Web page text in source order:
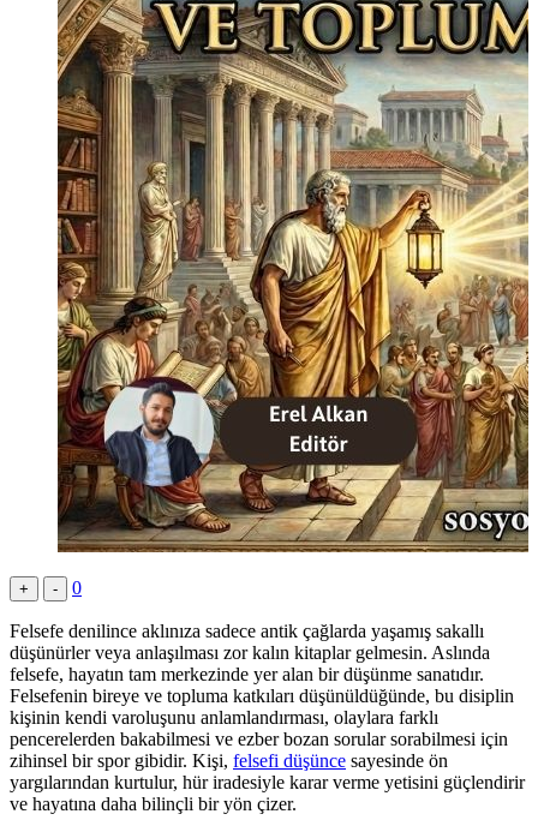
+ - 0
Felsefe denilince aklınıza sadece antik çağlarda yaşamış sakallı
düşünürler veya anlaşılması zor kalın kitaplar gelmesin. Aslında
felsefe, hayatın tam merkezinde yer alan bir düşünme sanatıdır.
Felsefenin bireye ve topluma katkıları düşünüldüğünde, bu disiplin
kişinin kendi varoluşunu anlamlandırması, olaylara farklı
pencerelerden bakabilmesi ve ezber bozan sorular sorabilmesi için
zihinsel bir spor gibidir. Kişi, felsefi düşünce sayesinde ön
yargılarından kurtulur, hür iradesiyle karar verme yetisini güçlendirir
ve hayatına daha bilinçli bir yön çizer.